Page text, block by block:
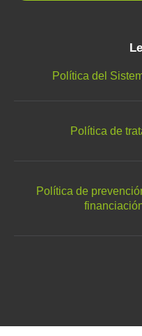
Política del
Política de
Política de